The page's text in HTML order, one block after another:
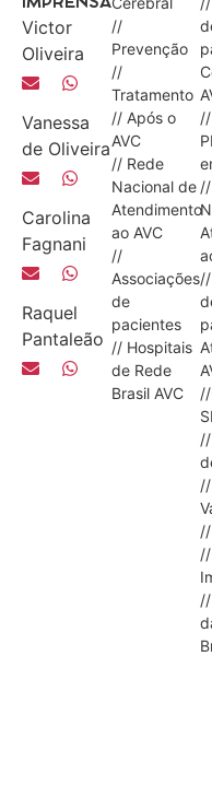
Victor
Oliveira
Vanessa
de Oliveira
Carolina
Fagnani
Raquel
Pantaleão
//
Prevenção
//
Tratamento
// Após o
AVC
// Rede
Nacional de
Atendimento
ao AVC
//
Associações
de
pacientes
// Hospitais
de Rede
Brasil AVC